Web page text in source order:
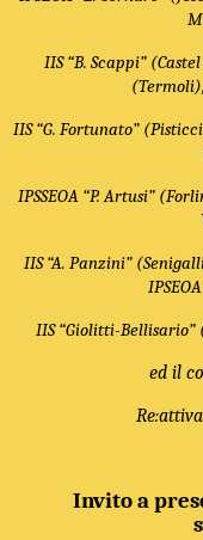
IIS “B. Scappi”
IIS “G. Fortunato”
IPSSEOA “P. Artusi”
IIS “A. Panzini”
IIS “Giolitti-Bellisario”
ed il
Invito a